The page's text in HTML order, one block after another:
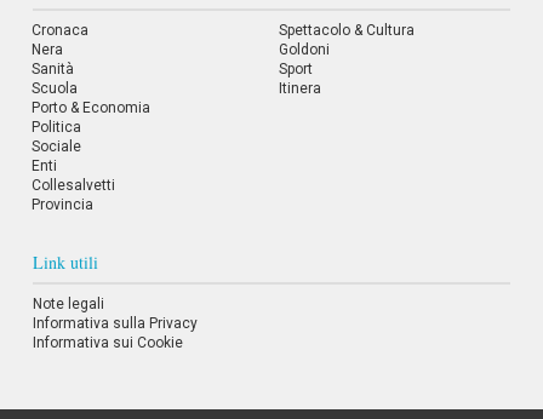
Cronaca
Nera
Sanità
Scuola
Porto & Economia
Politica
Sociale
Enti
Collesalvetti
Provincia
Spettacolo & Cultura
Goldoni
Sport
Itinera
Link utili
Note legali
Informativa sulla Privacy
Informativa sui Cookie